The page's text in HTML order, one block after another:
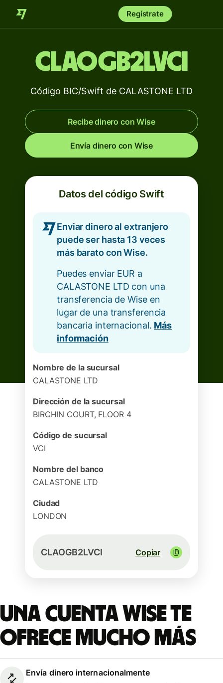
Regístrate
CLAOGB2LVCI
Código BIC/Swift de CALASTONE LTD
Recibe dinero con Wise
Envía dinero con Wise
Datos del código Swift
Enviar dinero al extranjero
puede ser hasta 13 veces
más barato con Wise.
Puedes enviar EUR a
CALASTONE LTD con una
transferencia de Wise en
lugar de una transferencia
bancaria internacional. Más
información
Nombre de la sucursal
CALASTONE LTD
Dirección de la sucursal
BIRCHIN COURT, FLOOR 4
Código de sucursal
VCI
Nombre del banco
CALASTONE LTD
Ciudad
LONDON
CLAOGB2LVCI Copiar
Una cuenta Wise te
ofrece mucho más
Envía dinero internacionalmente